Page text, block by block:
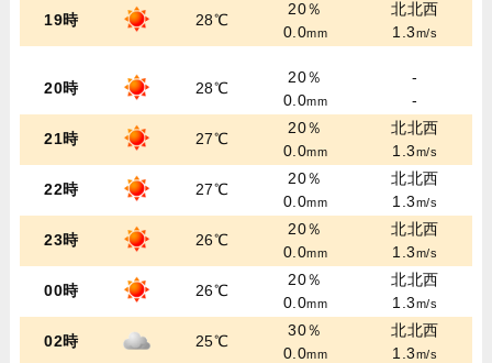
19時 28℃
20％
0.0mm
北北西
1.3m/s
20時 28℃
20％
0.0mm
-
-
21時 27℃
20％
0.0mm
北北西
1.3m/s
22時 27℃
20％
0.0mm
北北西
1.3m/s
23時 26℃
20％
0.0mm
北北西
1.3m/s
00時 26℃
20％
0.0mm
北北西
1.3m/s
02時 25℃
30％
0.0mm
北北西
1.3m/s